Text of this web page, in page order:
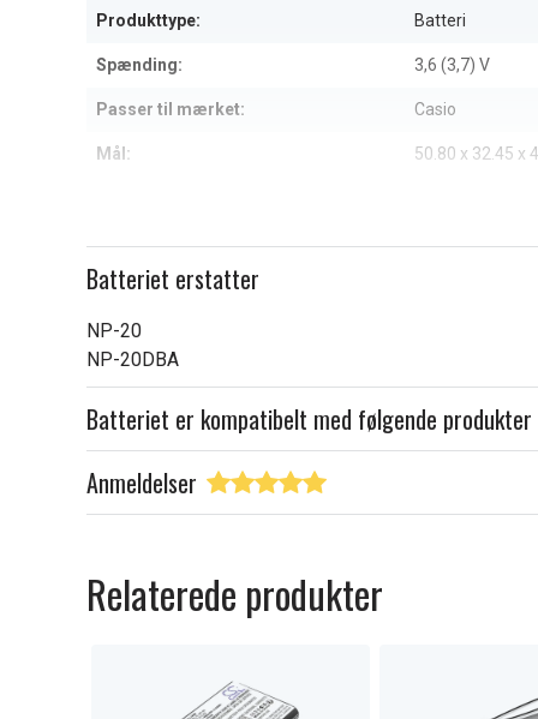
Produkttype: Batteri
Spænding: 3,6 (3,7) V
Passer til mærket: Casio
Mål: 50.80 x 32.45 x
Batteriet erstatter
NP-20
NP-20DBA
Batteriet er kompatibelt med følgende produkter
Anmeldelser
Relaterede produkter